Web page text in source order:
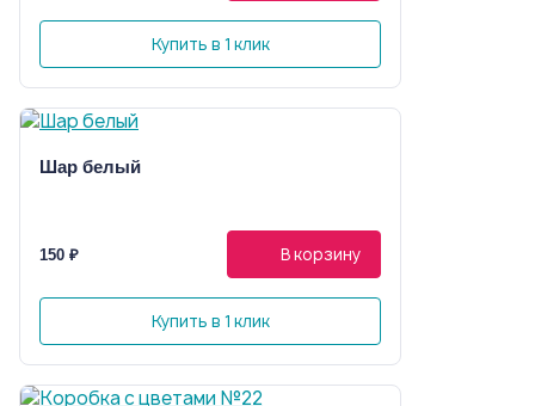
Купить в 1 клик
Шар белый
150 ₽ В корзину
Купить в 1 клик